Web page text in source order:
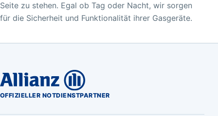
Seite zu stehen. Egal ob Tag oder Nacht, wir sorgen
für die Sicherheit und Funktionalität ihrer Gasgeräte.
OFFIZIELLER NOTDIENSTPARTNER